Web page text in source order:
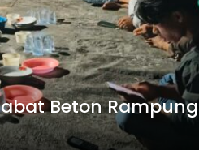
Beton Rampung